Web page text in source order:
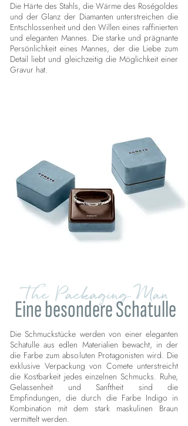
Die Härte des Stahls, die Wärme des Roségoldes
und der Glanz der Diamanten unterstreichen die
Entschlossenheit und den Willen eines raffinierten
und eleganten Mannes. Die starke und prägnante
Persönlichkeit eines Mannes, der die Liebe zum
Detail liebt und gleichzeitig die Möglichkeit einer
Gravur hat.
The Packaging Man
Eine besondere Schatulle
Die Schmuckstücke werden von einer eleganten
Schatulle aus edlen Materialien bewacht, in der
die Farbe zum absoluten Protagonisten wird. Die
exklusive Verpackung von Comete unterstreicht
die Kostbarkeit jedes einzelnen Schmucks. Ruhe,
Gelassenheit und Sanftheit sind die
Empfindungen, die durch die Farbe Indigo in
Kombination mit dem stark maskulinen Braun
vermittelt werden.